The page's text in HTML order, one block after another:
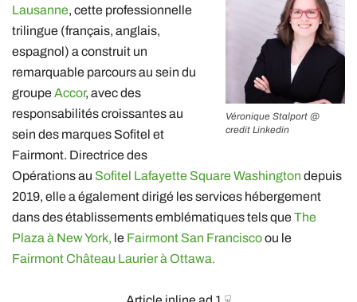
Véronique Stalport @
credit Linkedin
Lausanne, cette professionnelle
trilingue (français, anglais,
espagnol) a construit un
remarquable parcours au sein du
groupeAccor, avec des
responsabilités croissantes au
sein des marques Sofitel et
Fairmont. Directrice des
Opérations au Sofitel Lafayette Square Washington depuis
2019, elle a également dirigé les services hébergement
dans des établissements emblématiques tels queThe
Plaza à New York, le Fairmont San Franciscoou le
Fairmont Château Laurier à Ottawa.